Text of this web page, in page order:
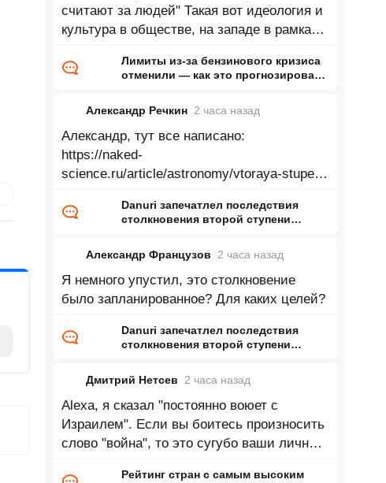
считают за людей" Такая вот идеология и
культура в обществе, на западе в рамках
Лимиты из-за бензинового кризиса
отменили — как это прогнозировал
Александр Речкин 2 часа назад
Александр, тут все написано:
https://naked-
science.ru/article/astronomy/vtoraya-stupen-
Danuri запечатлел последствия
столкновения второй ступени
Александр Французов
2 часа назад
Я немного упустил, это столкновение
было запланированное? Для каких целей?
Danuri запечатлел последствия
столкновения второй ступени
Дмитрий Нетсев
2 часа назад
Alexa, я сказал "постоянно воюет с
Израилем". Если вы боитесь произносить
слово "война", то это сугубо ваши личные
Рейтинг стран с самым высоким